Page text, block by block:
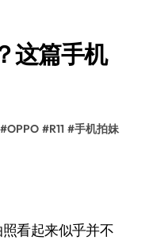
这篇手机
#OPPO #R11 #手机拍妹
看起来似乎并不